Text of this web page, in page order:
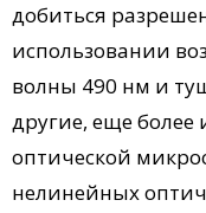
добиться
использовании
волны 490 нм и
другие, еще
оптической
нелинейных